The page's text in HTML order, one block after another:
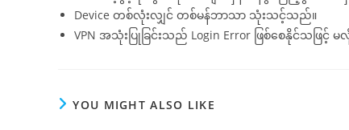
Device တစ်လုံးလျှင် တစ်မန်ဘာသာ သုံးသင့်သည်။
VPN အသုံးပြုခြင်းသည် Login Error ဖြစ်စေနိုင်သဖြင့်
YOU MIGHT ALSO LIKE